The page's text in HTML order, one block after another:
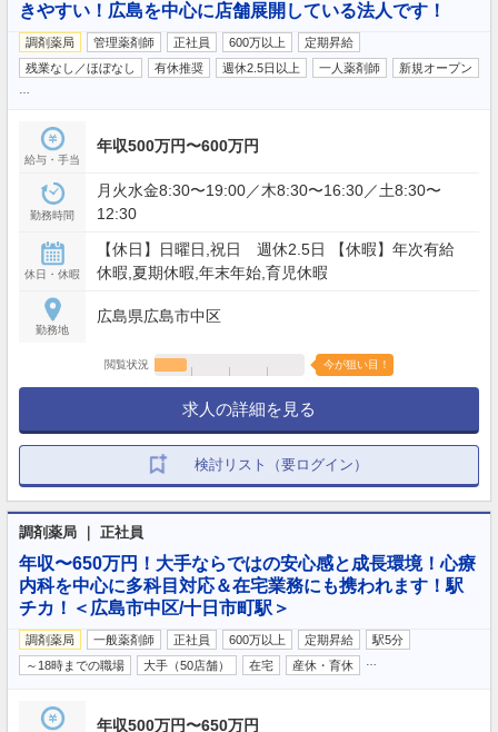
きやすい！広島を中心に店舗展開している法人です！
調剤薬局 管理薬剤師 正社員 600万以上
定期昇給
残業なし／ほぼなし
有休推奨 週休2.5日以上 一人薬剤師 新規オープン
給与・手当
年収500万円〜600万円
勤務時間
月火水金8:30〜19:00／木8:30〜16:30／土8:30〜
12:30
休日・休暇
【休日】日曜日,祝日 週休2.5日 【休暇】年次有給
休暇,夏期休暇,年末年始,育児休暇
勤務地
広島県広島市中区
閲覧状況 今が狙い目！
求人の詳細を見る
検討リスト（要ログイン）
調剤薬局 ｜ 正社員
年収〜650万円！大手ならではの安心感と成長環境！心療
内科を中心に多科目対応＆在宅業務にも携われます！駅
チカ！＜広島市中区/十日市町駅＞
調剤薬局 一般薬剤師 正社員 600万以上 定期昇給
駅5分
～18時までの職場
大手（50店舗） 在宅 産休・育休
年収500万円〜650万円